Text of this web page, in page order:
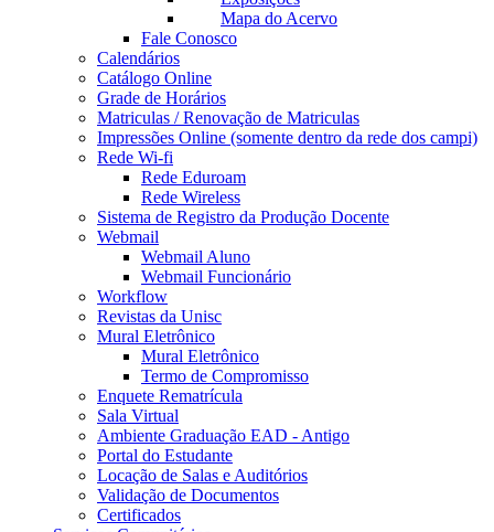
Mapa do Acervo
Fale Conosco
Calendários
Catálogo Online
Grade de Horários
Matriculas / Renovação de Matriculas
Impressões Online (somente dentro da rede dos campi)
Rede Wi-fi
Rede Eduroam
Rede Wireless
Sistema de Registro da Produção Docente
Webmail
Webmail Aluno
Webmail Funcionário
Workflow
Revistas da Unisc
Mural Eletrônico
Mural Eletrônico
Termo de Compromisso
Enquete Rematrícula
Sala Virtual
Ambiente Graduação EAD - Antigo
Portal do Estudante
Locação de Salas e Auditórios
Validação de Documentos
Certificados